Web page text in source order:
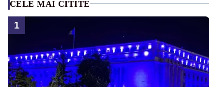
CELE MAI CITITE
1